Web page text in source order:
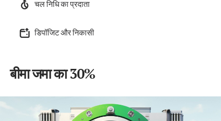
चल निधि का प्रदाता
डिपॉजिट और निकासी
बीमा जमा का 30%